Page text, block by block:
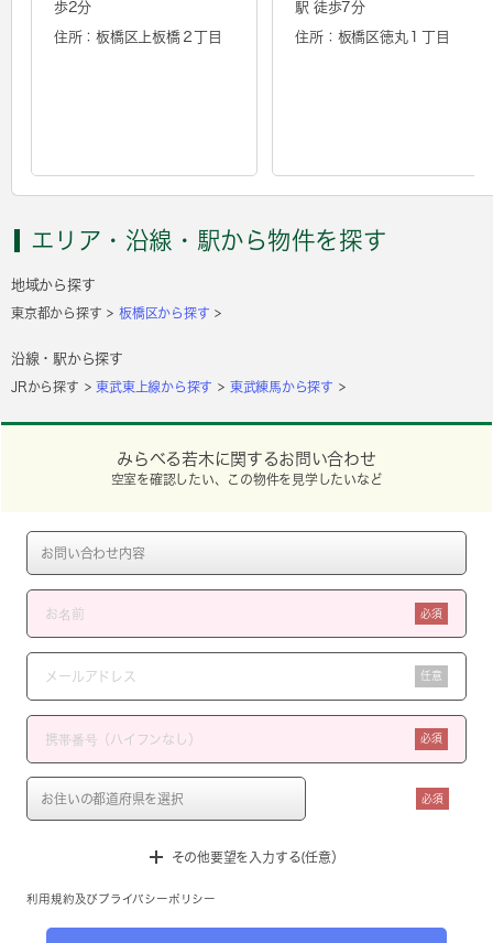
歩2分
住所：板橋区上板橋２丁目
駅 徒歩7分
住所：板橋区徳丸１丁目
エリア・沿線・駅から物件を探す
地域から探す
東京都から探す 板橋区から探す
沿線・駅から探す
JRから探す 東武東上線から探す 東武練馬から探す
みらべる若木に関するお問い合わせ
空室を確認したい、この物件を見学したいなど
必須
任意
必須
必須
その他要望を入力する(任意）
利用規約 及び プライバシーポリシー